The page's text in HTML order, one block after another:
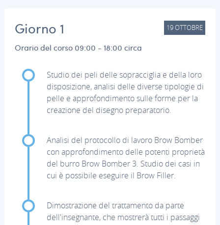
19OTTOBRE
Giorno 1
Orario del corso 09:00 - 18:00 circa
Studio dei peli delle sopracciglia e della loro
disposizione, analisi delle diverse tipologie di
pelle e approfondimento sulle forme per la
creazione del disegno preparatorio.
Analisi del protocollo di lavoro Brow Bomber
con approfondimento delle potenti proprietà
del burro Brow Bomber 3. Studio dei casi in
cui è possibile eseguire il Brow Filler.
Dimostrazione del trattamento da parte
dell'insegnante, che mostrerà tutti i passaggi